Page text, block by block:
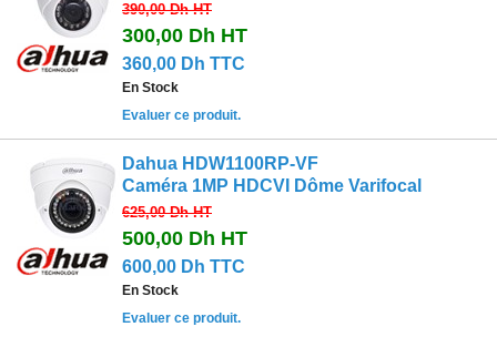
390,00 DhHT
300,00 Dh HT
360,00 Dh TTC
En Stock
Evaluer ce produit.
Dahua HDW1100RP-VF
Caméra 1MP HDCVI Dôme Varifocal
625,00 DhHT
500,00 Dh HT
600,00 Dh TTC
En Stock
Evaluer ce produit.